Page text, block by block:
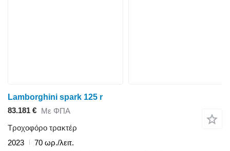
Lamborghini spark 125 r
83.181 € Με ΦΠΑ
Τροχοφόρο τρακτέρ
2023
70 ωρ./λειτ.